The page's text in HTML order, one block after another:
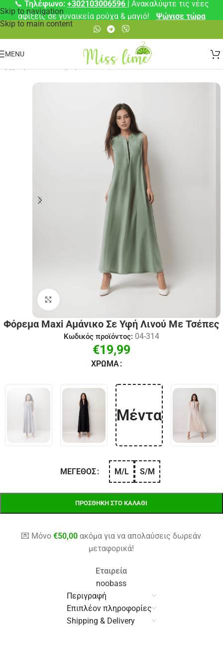
Skip to navigation
Skip to main content
📞 Τηλέφωνο: +302103006596 | Ανακαλύψτε τις νέες
αφίξεις σε γυναικεία ρούχα & μαγιό!
Ψώνισε τώρα
MENU
Φορέματα Μάξι
Click to enlarge
Φόρεμα Maxi Αμάνικο Σε Υφή Λινού Με Τσέπες
Κωδικός προϊόντος: 04-314
€19,99
ΧΡΏΜΑ
Μέντα
ΜΈΓΕΘΟΣ M/L S/M
ΠΡΟΣΘΉΚΗ ΣΤΟ ΚΑΛΆΘΙ
💌 Μόνο€50,00 ακόμα για να απολαύσεις δωρεάν
μεταφορικά!
Εταιρεία
noobass
Περιγραφή
Επιπλέον πληροφορίες
Shipping & Delivery